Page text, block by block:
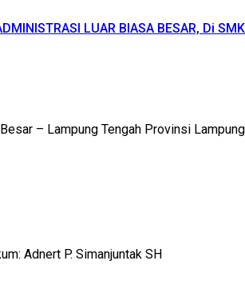
LUAR BIASA BESAR, Di
– Lampung Tengah Provinsi Lampung
Adnert P. Simanjuntak SH